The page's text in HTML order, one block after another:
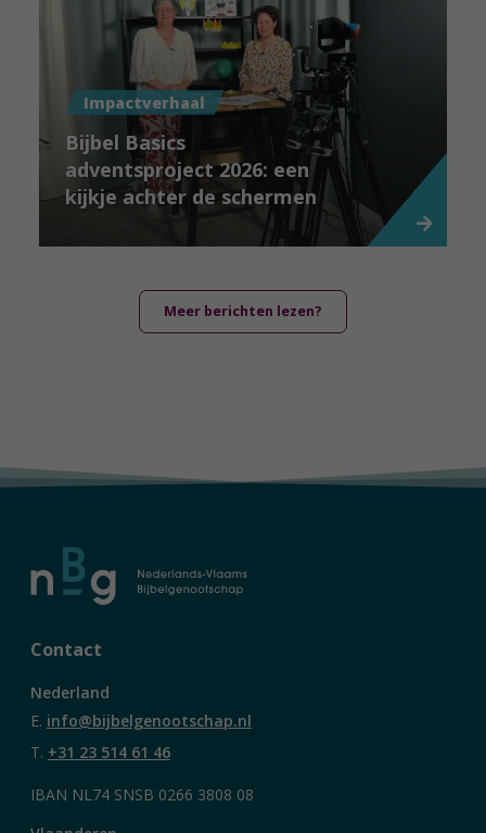
Impactverhaal
Bijbel Basics
adventsproject 2026: een
kijkje achter de schermen
Meer berichten lezen?
Contact
Nederland
E. info@bijbelgenootschap.nl
T. +31 23 514 61 46
IBAN NL74 SNSB 0266 3808 08